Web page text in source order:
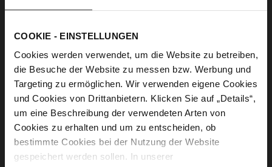
COOKIE - EINSTELLUNGEN
Cookies werden verwendet, um die Website zu betreiben,
die Besuche der Website zu messen bzw. Werbung und
Targeting zu ermöglichen. Wir verwenden eigene Cookies
und Cookies von Drittanbietern. Klicken Sie auf „Details“,
um eine Beschreibung der verwendeten Arten von
Cookies zu erhalten und um zu entscheiden, ob
bestimmte Cookies bei der Nutzung der Website
gespeichert werden sollen. In unserer
Show Password
Forgot Your Password?
New Customers
Creating an account has many benefits: check out faster, keep
more than one address, track orders and more.